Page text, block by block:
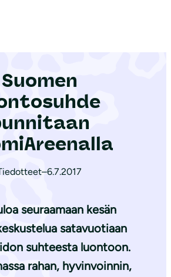
Suomen
–6.7.2017
seuraamaan kesän
satavuotiaan
suhteesta luontoon.
rahan, hyvinvoinnin,